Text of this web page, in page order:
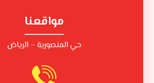
مواقعنا
حي المنصورية – الرياض